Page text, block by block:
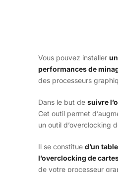
Vous pouvez installer
performances de
des processeurs
Dans le but desuivre
Cet outil permet
un outil d’overclocking
Il se constitued’un
l’overclocking de
de votre processeur